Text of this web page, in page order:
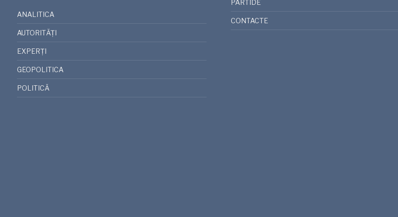
ANALITICA
AUTORITĂȚI
EXPERȚI
GEOPOLITICA
POLITICĂ
PARTIDE
CONTACTE